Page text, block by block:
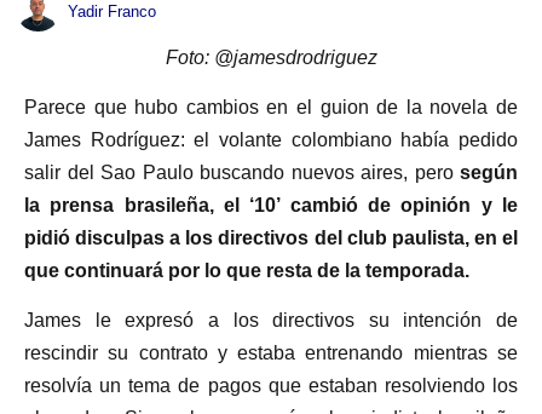
Yadir Franco
Foto: @jamesdrodriguez
Parece que hubo cambios en el guion de la novela de
James Rodríguez: el volante colombiano había pedido
salir del Sao Paulo buscando nuevos aires, pero según
la prensa brasileña, el ‘10’ cambió de opinión y le
pidió disculpas a los directivos del club paulista, en el
que continuará por lo que resta de la temporada.
James le expresó a los directivos su intención de
rescindir su contrato y estaba entrenando mientras se
resolvía un tema de pagos que estaban resolviendo los